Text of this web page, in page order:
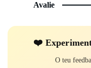
Avalie
❤️
O teu